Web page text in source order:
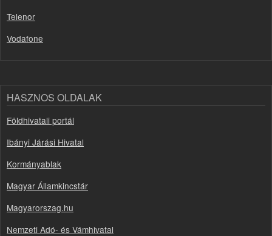
Telenor
Vodafone
HASZNOS OLDALAK
Földhivatali portál
Ibányi Járási Hivatal
Kormányablak
Magyar Államkincstár
Magyarorszag.hu
Nemzeti Adó- és Vámhivatal